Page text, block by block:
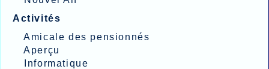
Activités
Amicale des pensionnés
Aperçu
Informatique